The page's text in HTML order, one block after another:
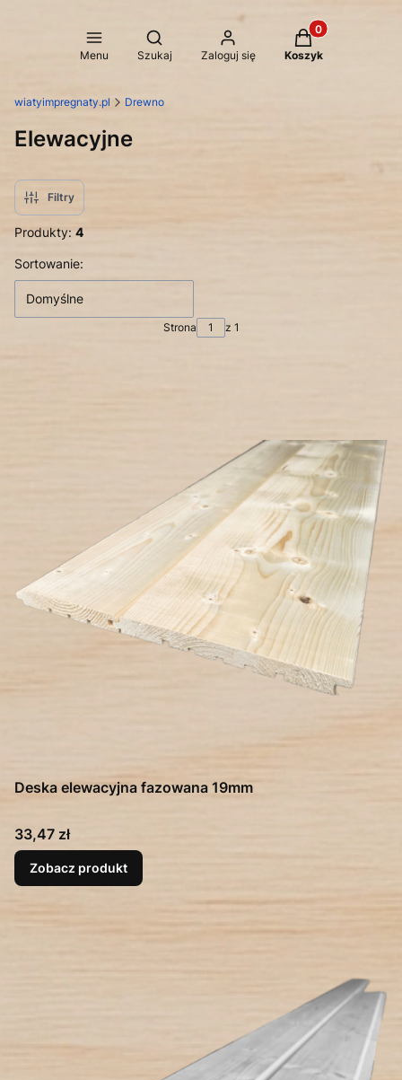
Menu
Otwórz wyszukiwarkę
Szukaj Zaloguj się
Produkty w
Koszyk
wiatyimpregnaty.pl Drewno
Elewacyjne
Filtry
Produkty: 4
Lista produktów
Sortowanie:
Domyślne
Strona z 1
Deska elewacyjna fazowana 19mm
Cena
33,47 zł
Zobacz produkt